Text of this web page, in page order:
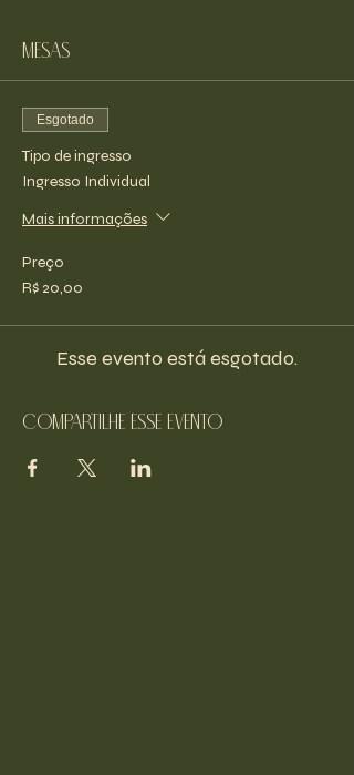
Mesas
Esgotado
Tipo de ingresso
Ingresso Individual
Mais informações
Preço
R$ 20,00
Esse evento está esgotado.
Compartilhe esse evento